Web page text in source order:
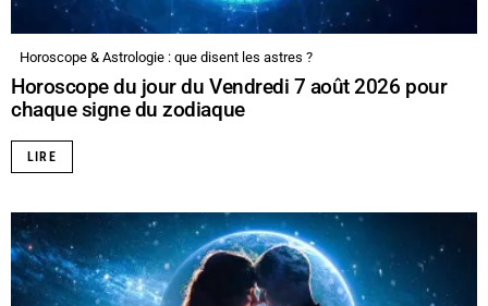
Horoscope & Astrologie : que disent les astres ?
Horoscope du jour du Vendredi 7 août 2026 pour
chaque signe du zodiaque
LIRE